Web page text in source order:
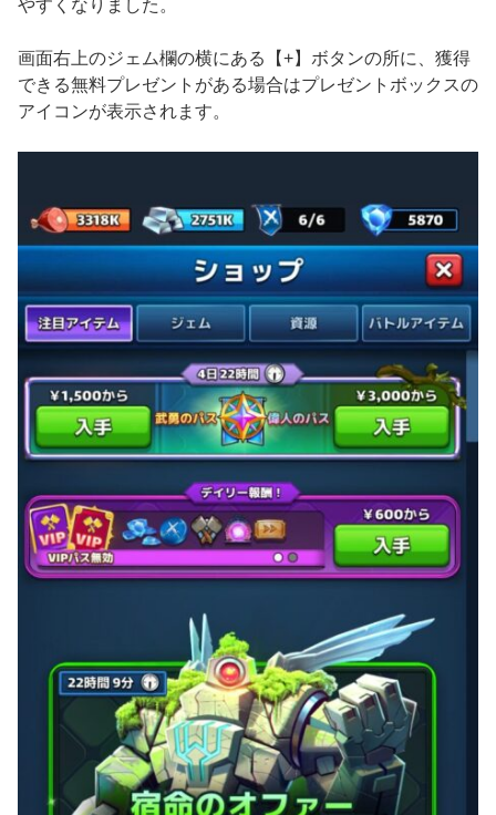
やすくなりました。
画面右上のジェム欄の横にある【+】ボタンの所に、獲得
できる無料プレゼントがある場合はプレゼントボックスの
アイコンが表示されます。